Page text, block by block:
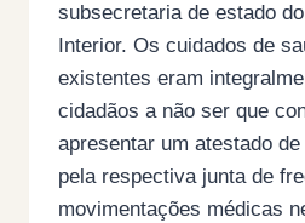
subsecretaria de estado
Interior. Os cuidados de
existentes eram
cidadãos a não ser que
apresentar um atestado
pela respectiva junta de
movimentações médicas